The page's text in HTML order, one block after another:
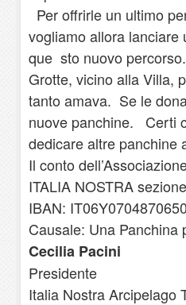
Per offrirle un ultimo
vogliamo allora lanciare
que sto nuovo
Grotte, vicino alla Villa,
tanto amava. Se le
nuove panchine. Certi
dedicare altre panchine
Il conto
ITALIA NOSTRA
IBAN:
Causale: Una Panchina
Cecilia Pacini
Presidente
Italia Nostra Arcipelago